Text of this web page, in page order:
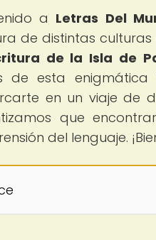
a Letras Del
de distintas
de la Isla de
de esta
en un viaje de
que
del lenguaje.